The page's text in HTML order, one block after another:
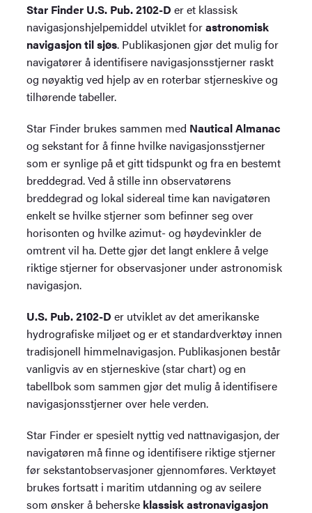
Star Finder U.S. Pub. 2102-D er et klassisk
navigasjonshjelpemiddel utviklet forastronomisk
navigasjon til sjøs. Publikasjonen gjør det mulig for
navigatører å identifisere navigasjonsstjerner raskt
og nøyaktig ved hjelp av en roterbar stjerneskive og
tilhørende tabeller.
Star Finder brukes sammen med Nautical Almanac
og sekstant for å finne hvilke navigasjonsstjerner
som er synlige på et gitt tidspunkt og fra en bestemt
breddegrad. Ved å stille inn observatørens
breddegrad og lokal sidereal time kan navigatøren
enkelt se hvilke stjerner som befinner seg over
horisonten og hvilke azimut- og høydevinkler de
omtrent vil ha. Dette gjør det langt enklere å velge
riktige stjerner for observasjoner under astronomisk
navigasjon.
U.S. Pub. 2102-D er utviklet av det amerikanske
hydrografiske miljøet og er et standardverktøy innen
tradisjonell himmelnavigasjon. Publikasjonen består
vanligvis av en stjerneskive (star chart) og en
tabellbok som sammen gjør det mulig å identifisere
navigasjonsstjerner over hele verden.
Star Finder er spesielt nyttig ved nattnavigasjon, der
navigatøren må finne og identifisere riktige stjerner
før sekstantobservasjoner gjennomføres. Verktøyet
brukes fortsatt i maritim utdanning og av seilere
som ønsker å beherske klassisk astronavigasjon